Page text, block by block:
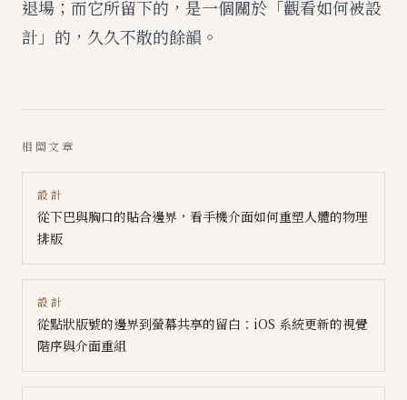
退場；而它所留下的，是一個關於「觀看如何被設
計」的，久久不散的餘韻。
相關文章
設計
從下巴與胸口的貼合邊界，看手機介面如何重塑人體的物理
排版
設計
從點狀版號的邊界到螢幕共享的留白：iOS 系統更新的視覺
階序與介面重組